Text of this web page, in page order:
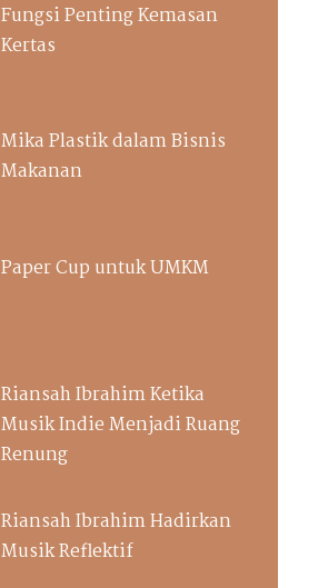
Fungsi Penting Kemasan
Kertas
Mika Plastik dalam Bisnis
Makanan
Paper Cup untuk UMKM
Riansah Ibrahim Ketika
Musik Indie Menjadi Ruang
Renung
Riansah Ibrahim Hadirkan
Musik Reflektif